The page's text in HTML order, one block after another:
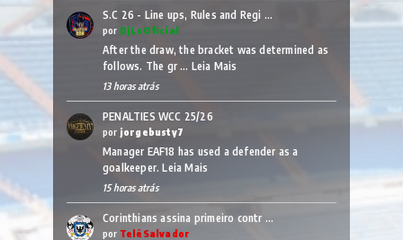
S.C 26 - Line ups, Rules and Regi …
por DjLsOficial
After the draw, the bracket was determined as
follows. The gr … Leia Mais
13 horas atrás
PENALTIES WCC 25/26
por jorgebusty7
Manager EAF18 has used a defender as a
goalkeeper.Leia Mais
15 horas atrás
Corinthians assina primeiro contr …
por TelêSalvador